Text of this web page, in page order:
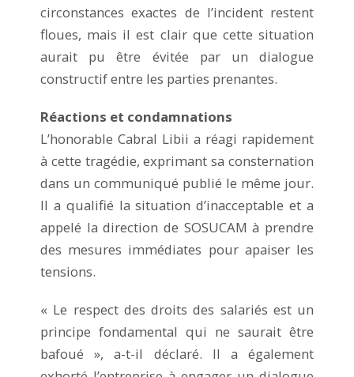
circonstances exactes de l’incident restent
floues, mais il est clair que cette situation
aurait pu être évitée par un dialogue
constructif entre les parties prenantes.
Réactions et condamnations
L’honorable Cabral Libii a réagi rapidement
à cette tragédie, exprimant sa consternation
dans un communiqué publié le même jour.
Il a qualifié la situation d’inacceptable et a
appelé la direction de SOSUCAM à prendre
des mesures immédiates pour apaiser les
tensions.
« Le respect des droits des salariés est un
principe fondamental qui ne saurait être
bafoué », a-t-il déclaré. Il a également